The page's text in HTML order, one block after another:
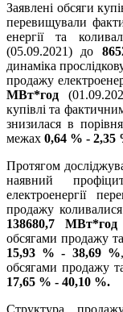
Заявлені обсяги
перевищували
енергії та
(05.09.2021) до
динаміка
продажу
МВт*год
купівлі та
знизилася в
межах 0,64 % - 2,35
Протягом
наявний
електроенергії
продажу
138680,7 МВт*год
обсягами продажу
15,93 % - 38,69 %
обсягами продажу
17,65 % - 40,10 %.